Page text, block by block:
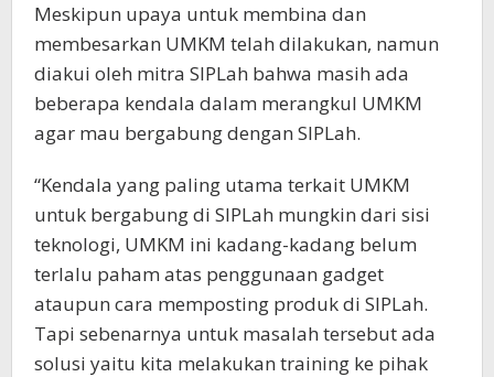
Meskipun upaya untuk membina dan
membesarkan UMKM telah dilakukan, namun
diakui oleh mitra SIPLah bahwa masih ada
beberapa kendala dalam merangkul UMKM
agar mau bergabung dengan SIPLah.
“Kendala yang paling utama terkait UMKM
untuk bergabung di SIPLah mungkin dari sisi
teknologi, UMKM ini kadang-kadang belum
terlalu paham atas penggunaan gadget
ataupun cara memposting produk di SIPLah.
Tapi sebenarnya untuk masalah tersebut ada
solusi yaitu kita melakukan training ke pihak